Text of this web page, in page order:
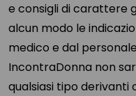
e consigli di carattere
alcun modo le
medico e dal
IncontraDonna non
qualsiasi tipo derivanti